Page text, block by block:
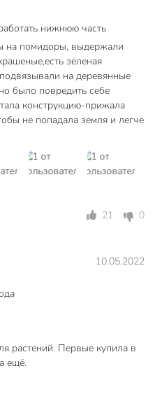
нижнюю часть
на помидоры, выдержали
зеленая
на деревянные
было повредить себе
конструкцию-прижала
не попадала земля и легче
21 0
10.05.2022
растений. Первые купила в
ещё.